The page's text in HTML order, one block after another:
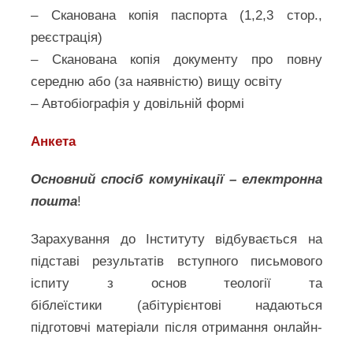
– Сканована копія паспорта (1,2,3 стор.,
реєстрація)
– Сканована копія документу про повну
середню або (за наявністю) вищу освіту
– Автобіографія у довільній формі
Анкета
Основний спосіб комунікації – електронна
пошта!
Зарахування до Інституту відбувається на
підставі результатів вступного письмового
іспиту з основ теології та
біблеїстики (абітурієнтові надаються
підготовчі матеріали після отримання онлайн-